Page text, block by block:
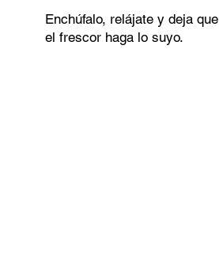
Enchúfalo, relájate y deja que
el frescor haga lo suyo.